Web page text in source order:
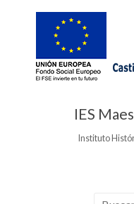
IES
Instituto